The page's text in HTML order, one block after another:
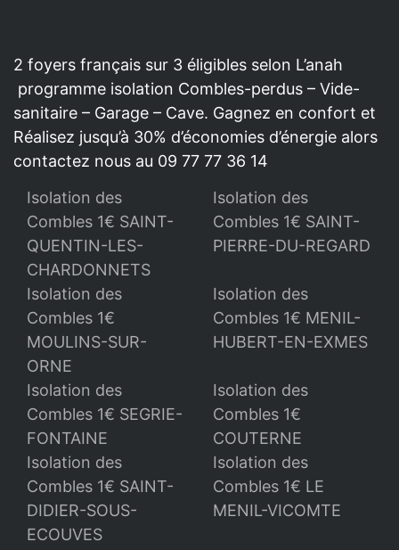
2 foyers français sur 3 éligibles selon L’anah
programme isolation Combles-perdus – Vide-
sanitaire – Garage – Cave. Gagnez en confort et
Réalisez jusqu’à 30% d’économies d’énergie alors
contactez nous au 09 77 77 36 14
Isolation des
Combles 1€ SAINT-
QUENTIN-LES-
CHARDONNETS
Isolation des
Combles 1€ SAINT-
PIERRE-DU-REGARD
Isolation des
Combles 1€
MOULINS-SUR-
ORNE
Isolation des
Combles 1€ MENIL-
HUBERT-EN-EXMES
Isolation des
Combles 1€ SEGRIE-
FONTAINE
Isolation des
Combles 1€
COUTERNE
Isolation des
Combles 1€ SAINT-
DIDIER-SOUS-
ECOUVES
Isolation des
Combles 1€ LE
MENIL-VICOMTE